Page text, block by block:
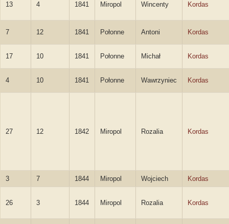
13 4 1841 Miropol Wincenty Kordas
7 12 1841 Połonne Antoni Kordas
17 10 1841 Połonne Michał Kordas
4 10 1841 Połonne Wawrzyniec Kordas
27 12 1842 Miropol Rozalia Kordas
3 7 1844 Miropol Wojciech Kordas
26 3 1844 Miropol Rozalia Kordas